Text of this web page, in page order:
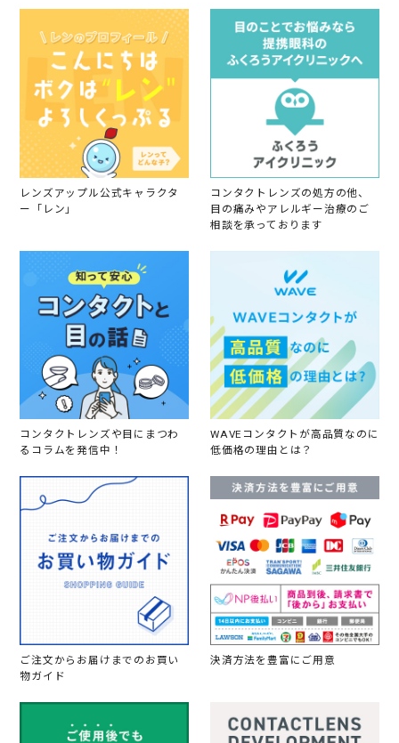
レンズアップル公式キャラクタ
ー「レン」
コンタクトレンズの処方の他、
目の痛みやアレルギー治療のご
相談を承っております
コンタクトレンズや目にまつわ
るコラムを発信中！
WAVEコンタクトが高品質なのに
低価格の理由とは？
ご注文からお届けまでのお買い
物ガイド
決済方法を豊富にご用意